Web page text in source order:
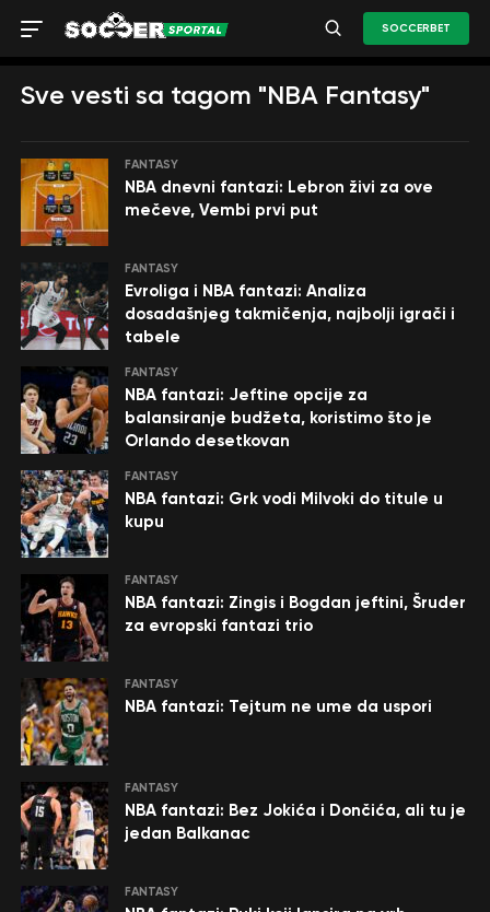
SOCCERBET
Sve vesti sa tagom "NBA Fantasy"
FANTASY
NBA dnevni fantazi: Lebron živi za ove
mečeve, Vembi prvi put
FANTASY
Evroliga i NBA fantazi: Analiza
dosadašnjeg takmičenja, najbolji igrači i
tabele
FANTASY
NBA fantazi: Jeftine opcije za
balansiranje budžeta, koristimo što je
Orlando desetkovan
FANTASY
NBA fantazi: Grk vodi Milvoki do titule u
kupu
FANTASY
NBA fantazi: Zingis i Bogdan jeftini, Šruder
za evropski fantazi trio
FANTASY
NBA fantazi: Tejtum ne ume da uspori
FANTASY
NBA fantazi: Bez Jokića i Dončića, ali tu je
jedan Balkanac
FANTASY